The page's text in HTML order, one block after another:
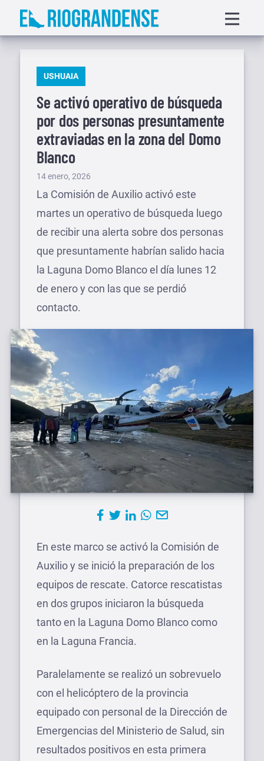
Saltar
menu
PUBLICADO
USHUAIA
Se activó operativo de búsqueda
por dos personas presuntamente
extraviadas en la zona del Domo
Blanco
Publicado
el
14 enero, 2026
La Comisión de Auxilio activó este
martes un operativo de búsqueda luego
de recibir una alerta sobre dos personas
que presuntamente habrían salido hacia
la Laguna Domo Blanco el día lunes 12
de enero y con las que se perdió
contacto.
En este marco se activó la Comisión de
Auxilio y se inició la preparación de los
equipos de rescate. Catorce rescatistas
en dos grupos iniciaron la búsqueda
tanto en la Laguna Domo Blanco como
en la Laguna Francia.
Paralelamente se realizó un sobrevuelo
con el helicóptero de la provincia
equipado con personal de la Dirección de
Emergencias del Ministerio de Salud, sin
resultados positivos en esta primera